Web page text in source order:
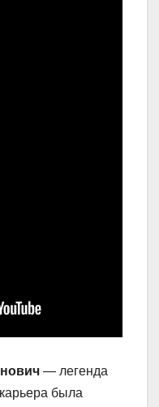
— легенда
была